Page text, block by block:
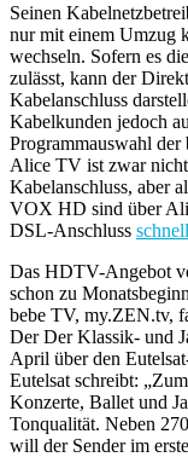
Seinen
nur mit einem Umzug
wechseln. Sofern es
zulässt, kann der
Kabelanschluss
Kabelkunden jedoch
Programmauswahl
Alice TV ist zwar
Kabelanschluss, aber
VOX HD sind über
DSL-Anschluss schnell
Das HDTV-Angebot
schon zu
bebe TV, my.ZEN.tv,
Der Der Klassik- und
April über den
Eutelsat schreibt:
Konzerte, Ballet und
Tonqualität. Neben
will der Sender im